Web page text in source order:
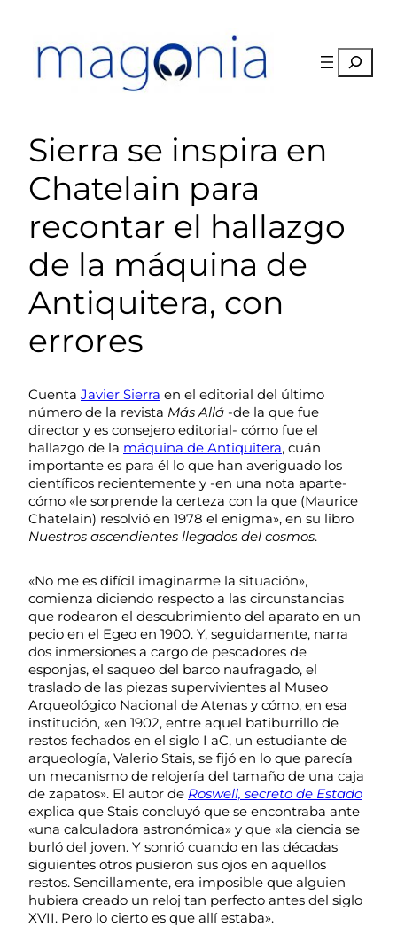
contenido
Buscar
Sierra se inspira en
Chatelain para
recontar el hallazgo
de la máquina de
Antiquitera, con
errores
Cuenta Javier Sierra en el editorial del último
número de la revista Más Allá -de la que fue
director y es consejero editorial- cómo fue el
hallazgo de la máquina de Antiquitera, cuán
importante es para él lo que han averiguado los
científicos recientemente y -en una nota aparte-
cómo «le sorprende la certeza con la que (Maurice
Chatelain) resolvió en 1978 el enigma», en su libro
Nuestros ascendientes llegados del cosmos.
«No me es difícil imaginarme la situación»,
comienza diciendo respecto a las circunstancias
que rodearon el descubrimiento del aparato en un
pecio en el Egeo en 1900. Y, seguidamente, narra
dos inmersiones a cargo de pescadores de
esponjas, el saqueo del barco naufragado, el
traslado de las piezas supervivientes al Museo
Arqueológico Nacional de Atenas y cómo, en esa
institución, «en 1902, entre aquel batiburrillo de
restos fechados en el siglo I aC, un estudiante de
arqueología, Valerio Stais, se fijó en lo que parecía
un mecanismo de relojería del tamaño de una caja
de zapatos». El autor de Roswell, secreto de Estado
explica que Stais concluyó que se encontraba ante
«una calculadora astronómica» y que «la ciencia se
burló del joven. Y sonrió cuando en las décadas
siguientes otros pusieron sus ojos en aquellos
restos. Sencillamente, era imposible que alguien
hubiera creado un reloj tan perfecto antes del siglo
XVII. Pero lo cierto es que allí estaba».